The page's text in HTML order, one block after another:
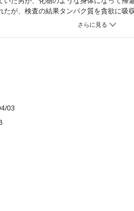
が、検査の結果タンパク質を貪欲に吸
はゴローが入院している医務局だった。
03